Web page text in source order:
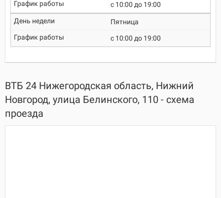
c 10:00 до 19:00
Пятница
c 10:00 до 19:00
ВТБ 24 Нижегородская область, Нижний
Новгород, улица Белинского, 110 - схема
проезда